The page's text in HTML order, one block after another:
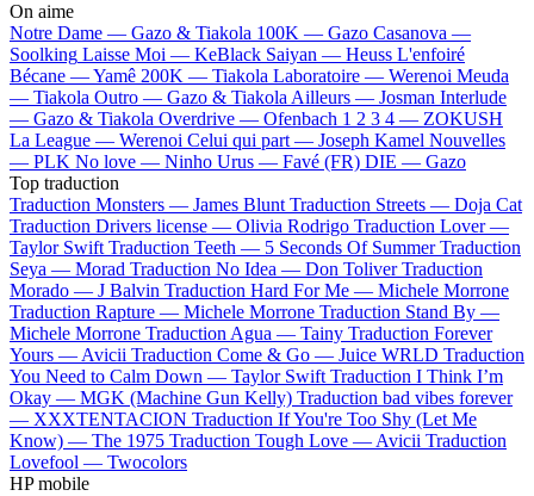
On aime
Notre Dame — Gazo & Tiakola 100K — Gazo Casanova —
Soolking Laisse Moi — KeBlack Saiyan — Heuss L'enfoiré
Bécane —Yamê 200K — Tiakola Laboratoire — Werenoi Meuda
— Tiakola Outro — Gazo & TiakolaAilleurs — Josman Interlude
— Gazo & Tiakola Overdrive — Ofenbach 1 2 3 4 — ZOKUSH
La League — Werenoi Celui qui part — Joseph Kamel Nouvelles
— PLK No love — Ninho Urus — Favé (FR) DIE — Gazo
Top traduction
Traduction Monsters — James Blunt Traduction Streets — Doja Cat
Traduction Drivers license — Olivia Rodrigo Traduction Lover —
Taylor Swift Traduction Teeth — 5 Seconds Of Summer Traduction
Seya — Morad Traduction No Idea — Don Toliver Traduction
Morado — J Balvin Traduction Hard For Me — Michele Morrone
Traduction Rapture — Michele Morrone Traduction Stand By —
Michele Morrone Traduction Agua — Tainy Traduction Forever
Yours —Avicii Traduction Come & Go — Juice WRLD Traduction
You Need to Calm Down — Taylor Swift Traduction I Think I’m
Okay — MGK (Machine Gun Kelly) Traduction bad vibes forever
— XXXTENTACION Traduction If You're Too Shy (Let Me
Know) — The 1975 Traduction Tough Love —Avicii Traduction
Lovefool — Twocolors
HP mobile